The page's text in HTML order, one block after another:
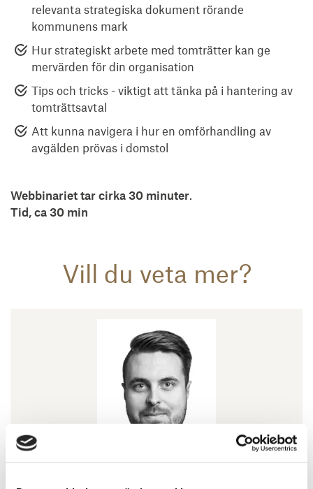
relevanta strategiska dokument rörande
kommunens mark
Hur strategiskt arbete med tomträtter kan ge
mervärden för din organisation
Tips och tricks - viktigt att tänka på i hantering av
tomträttsavtal
Att kunna navigera i hur en omförhandling av
avgälden prövas i domstol
Webbinariet tar cirka 30 minuter
Tid, ca 30 min
Vill du veta mer?